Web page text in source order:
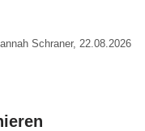
Schraner, 22.08.2026